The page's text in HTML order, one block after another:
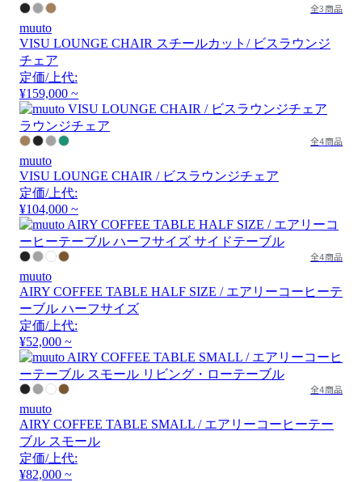
全3商品
muuto
VISU LOUNGE CHAIR スチールカット/ ビスラウンジ
チェア
定価/上代:
¥159,000 ~
全4商品
muuto
VISU LOUNGE CHAIR / ビスラウンジチェア
定価/上代:
¥104,000 ~
全4商品
muuto
AIRY COFFEE TABLE HALF SIZE / エアリーコーヒーテ
ーブル ハーフサイズ
定価/上代:
¥52,000 ~
全4商品
muuto
AIRY COFFEE TABLE SMALL / エアリーコーヒーテー
ブル スモール
定価/上代:
¥82,000 ~